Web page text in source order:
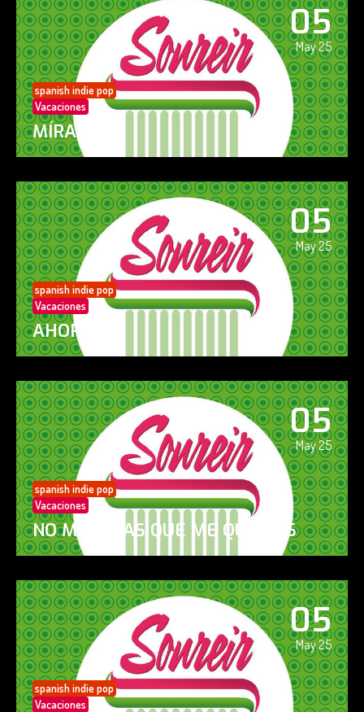
05
May 25
spanish indie pop
Vacaciones
MÍRAME
05
May 25
spanish indie pop
Vacaciones
AHORA SÍ!
05
May 25
spanish indie pop
Vacaciones
NO ME DIGAS QUE ME QUIERES
05
May 25
spanish indie pop
Vacaciones